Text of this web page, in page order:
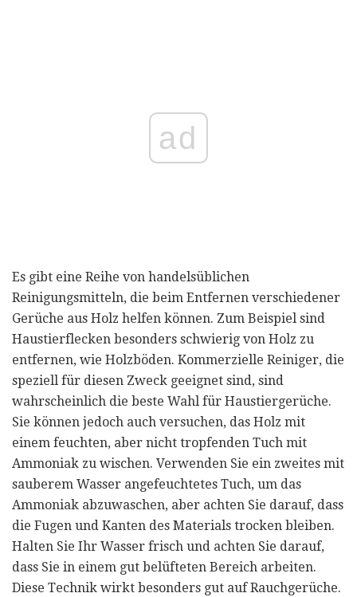
ad
Es gibt eine Reihe von handelsüblichen
Reinigungsmitteln, die beim Entfernen verschiedener
Gerüche aus Holz helfen können. Zum Beispiel sind
Haustierflecken besonders schwierig von Holz zu
entfernen, wie Holzböden. Kommerzielle Reiniger, die
speziell für diesen Zweck geeignet sind, sind
wahrscheinlich die beste Wahl für Haustiergerüche.
Sie können jedoch auch versuchen, das Holz mit
einem feuchten, aber nicht tropfenden Tuch mit
Ammoniak zu wischen. Verwenden Sie ein zweites mit
sauberem Wasser angefeuchtetes Tuch, um das
Ammoniak abzuwaschen, aber achten Sie darauf, dass
die Fugen und Kanten des Materials trocken bleiben.
Halten Sie Ihr Wasser frisch und achten Sie darauf,
dass Sie in einem gut belüfteten Bereich arbeiten.
Diese Technik wirkt besonders gut auf Rauchgerüche.